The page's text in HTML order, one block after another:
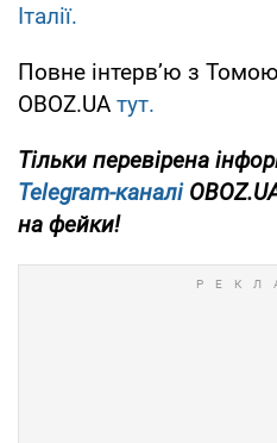
Італії.
Повне інтерв’ю з
OBOZ.UA тут.
Тільки перевірена
Telegram-каналі
на фейки!